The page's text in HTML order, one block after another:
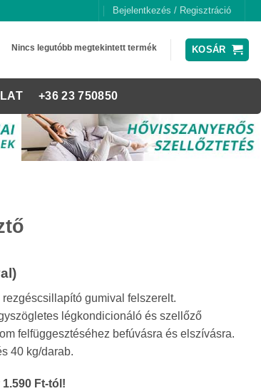
Bejelentkezés / Regisztráció
Nincs legutóbb megtekintett termék KOSÁR
+36 23 750850
rezgéscsillapító gumival felszerelt.
légkondicionáló és szellőző
felfüggesztéséhez befúvásra és elszívásra.
40 kg/darab.
Ft-tól!